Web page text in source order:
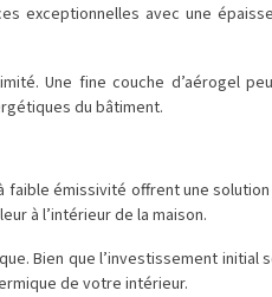
exceptionnelles avec une
Une fine couche d’aérogel
du bâtiment.
émissivité offrent une
à l’intérieur de la maison.
Bien que l’investissement
de votre intérieur.